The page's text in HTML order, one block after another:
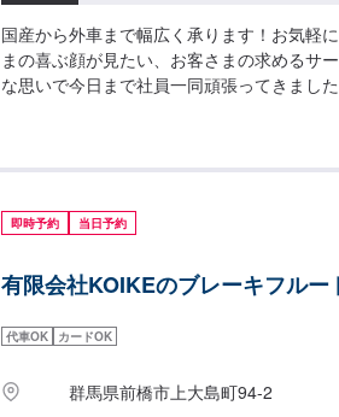
国産から外車まで幅広く承ります！お気軽
まの喜ぶ顔が見たい、お客さまの求めるサ
な思いで今日まで社員一同頑張ってきまし
長を続ける会社でありたいと願っておりま
な事でもお任せ下さい！
得いただければ作業開始【4】仕上がり次
す。予め、ご了承ください。-----代車につい
代はお客様にご負担いただいております。
即時予約 当日予約
有限会社KOIKEのブレーキフルー
代車OK カードOK
群馬県前橋市上大島町94-2